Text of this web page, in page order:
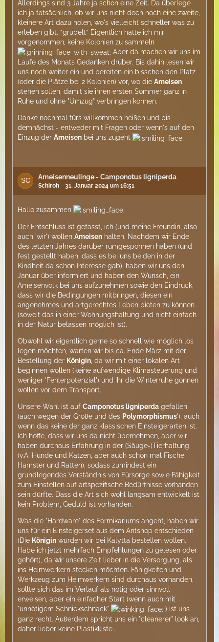
Allerdings sind 3 Jahre ja schon eine Zeit. Da überlege
ich ja tatsächlich, ob wir uns nicht doch noch eine zweite,
kleinere Art dazu holen, wo's vielleicht schneller was zu
erleben gibt. *grübelt* Eigentlich hatte ich mir
vorgenommen, keine Kolonien zu sammeln
Aber da machen wir uns im
Laufe des Monats Gedanken drüber. Bis dahin lesen wir
uns noch weiter ein und bereiten ein bisschen den Platz
(oder die Plätze bei 2 Kolonien) vor, wo die Ameisen
stehen sollen, damit sie ihren ersten Sommer ganz in
Ruhe und ohne "Umzug" verbringen können.
Danke nochmal fürs willkommen heißen und bis
demnächst - entweder mit Fragen oder wenn's auf den
Einzug der Ameisen bei uns zugeht
Ameisenneulinge - Camponotus ligniperda
Schiroh 31. Januar 2024 um 16:51
Hallo zusammen
Der Entschluss ist gefasst, ich (und meine Freundin, also
auch 'wir') wollen Ameisen halten. Nachdem wir Ende
des letzten Jahres darüber rumgesponnen haben (und
fest gestellt haben, dass es bei uns beiden in der
Kindheit da schon Interesse gab), haben wir uns den
Januar über informiert und haben den Wunsch, ein
Ameisenvolk bei uns aufzunehmen sowie den Eindruck,
dass wir die Bedingungen mitbringen, diesen ein
angenehmes und artgerechtes Leben bieten zu können
(soweit das in einer Wohnungshaltung und nicht einfach
in der Natur belassen möglich ist).
Obwohl wir eigentlich gerne so schnell wie möglich los
legen möchten, warten wir bis ca. Ende März mit der
Bestellung der Königin , da wir mit einer lokalen Art
beginnen wollen (keine aufwendige Klimasteuerung und
weniger 'Fehlerpotenzial') und ihr die Winterruhe gönnen
wollen vor dem Transport.
Unsere Wahl ist auf Camponotus ligniperda gefallen
(auch wegen der Größe und des Polymorphismus'), auch
wenn das keine der ganz klassischen Einsteigerarten ist.
Ich hoffe, dass wir uns da nicht übernehmen, aber wir
haben durchaus Erfahrung in der (Säuge-)Tierhaltung
(v.A. Hunde und Katzen, aber auch schon mal Fische,
Hamster und Ratten), sodass zumindest ein
grundlegendes Verständnis von Fürsorge sowie Fähigkeit
zum Einstellen auf artspezifische Bedürfnisse vorhanden
sein dürfte. Dass die Art sich wohl langsam entwickelt ist
kein Problem, Geduld ist vorhanden.
Was die "Hardware" des Formikariums angeht, haben wir
uns für ein Einsteigerset aus dem Antshop entschieden
(Die Königin würden wir bei Kalytta bestellen wollen.
Habe ich jetzt mehrfach Empfehlungen zu gelesen oder
gehört), da wir unsere Zeit lieber in die Versorgung, als
ins Heimwerkern stecken möchten. Fähigkeiten und
Werkzeug zum Heimwerkern sind durchaus vorhanden,
sollte sich das im Verlauf als nötig oder sinnvoll
erweisen, aber ein einfacher Start (wenn auch mit
"unnötigem Schnickschnack"
) ist uns
ganz recht. Außerdem spricht uns ein "cleanerer" look an,
daher lieber keine Plastikkiste...